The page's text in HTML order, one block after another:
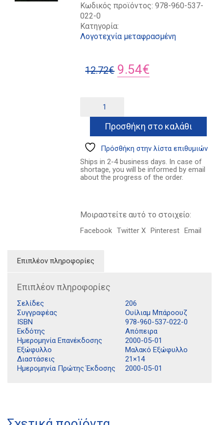
Κωδικός προϊόντος:978-960-537-
022-0
Κατηγορία:
Λογοτεχνία μεταφρασμένη
12.72€ Original
12.72€.
9.54€
είναι:
9.54€.
ποσότητα
Προσθήκη στο καλάθι
Πρόσθήκη στην λίστα επιθυμιών
Ships in 2-4 business days. In case of
shortage, you will be informed by email
about the progress of the order.
Μοιραστείτε αυτό το στοιχείο:
Facebook Twitter X Pinterest Email
Επιπλέον πληροφορίες
Επιπλέον πληροφορίες
Σελίδες
206
Συγγραφέας
Ουίλιαμ Μπάροουζ
ISBN
978-960-537-022-0
Εκδότης
Απόπειρα
Ημερομηνία Επανέκδοσης
2000-05-01
Εξώφυλλο
Μαλακό Εξώφυλλο
Διαστάσεις
21×14
Ημερομηνία Πρώτης Έκδοσης
2000-05-01